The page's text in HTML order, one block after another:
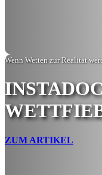
Wenn Wetten zur Realität
ZUM ARTIKEL